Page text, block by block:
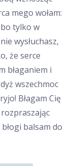
mego wołam:
tylko w
wysłuchasz,
że serce
błaganiem i
wszechmoc
Błagam Cię
balsam do